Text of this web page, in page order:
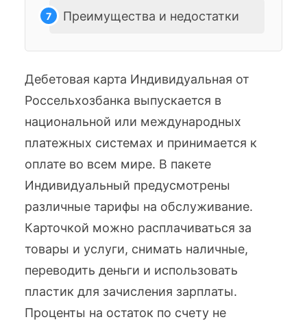
Дебетовая карта Индивидуальная от
Россельхозбанка выпускается в
национальной или международных
платежных системах и принимается к
оплате во всем мире. В пакете
Индивидуальный предусмотрены
различные тарифы на обслуживание.
Карточкой можно расплачиваться за
товары и услуги, снимать наличные,
переводить деньги и использовать
пластик для зачисления зарплаты.
Проценты на остаток по счету не
Преимущества и недостатки